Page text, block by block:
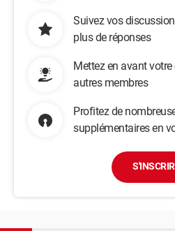
Suivez vos
plus de réponses
Mettez en avant
autres membres
Profitez de
supplémentaires en